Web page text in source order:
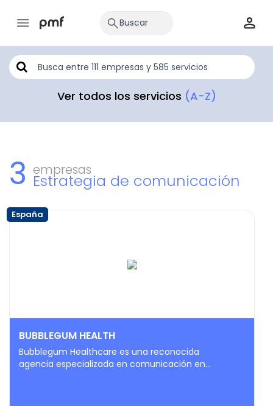
Ver todos los servicios (A-Z)
3 empresas
Estrategia de comunicación
España
BUBBLEGUM HEALTH
Bubblegum Healthcare es una reconocida
agencia especializada en comunicación en...